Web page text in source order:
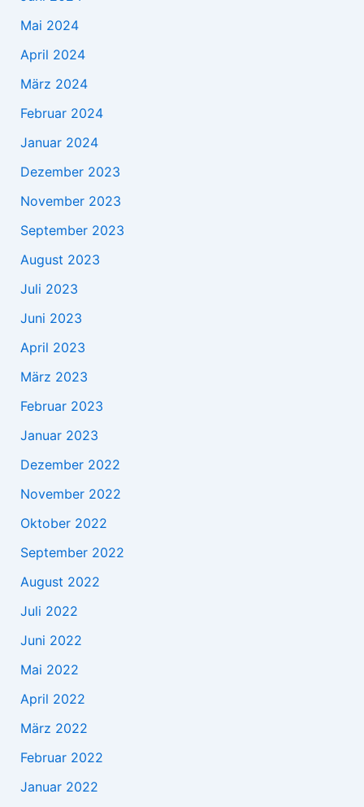
Mai 2024
April 2024
März 2024
Februar 2024
Januar 2024
Dezember 2023
November 2023
September 2023
August 2023
Juli 2023
Juni 2023
April 2023
März 2023
Februar 2023
Januar 2023
Dezember 2022
November 2022
Oktober 2022
September 2022
August 2022
Juli 2022
Juni 2022
Mai 2022
April 2022
März 2022
Februar 2022
Januar 2022